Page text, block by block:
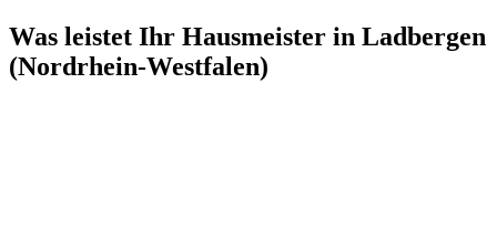
Was leistet Ihr Hausmeister in Ladbergen
(Nordrhein-Westfalen)